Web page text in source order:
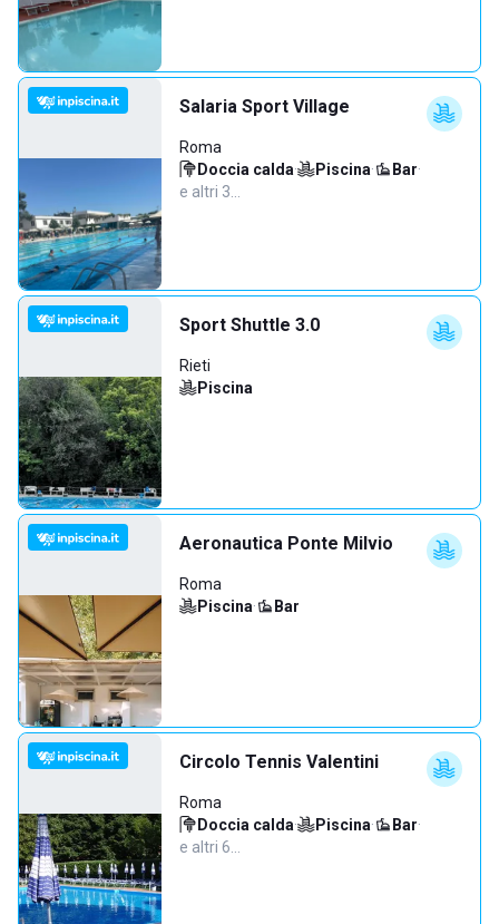
Salaria Sport Village
Roma
Doccia calda· Piscina· Bar·
e altri 3…
Sport Shuttle 3.0
Rieti
Piscina
Aeronautica Ponte Milvio
Roma
Piscina· Bar
Circolo Tennis Valentini
Roma
Doccia calda· Piscina· Bar·
e altri 6…